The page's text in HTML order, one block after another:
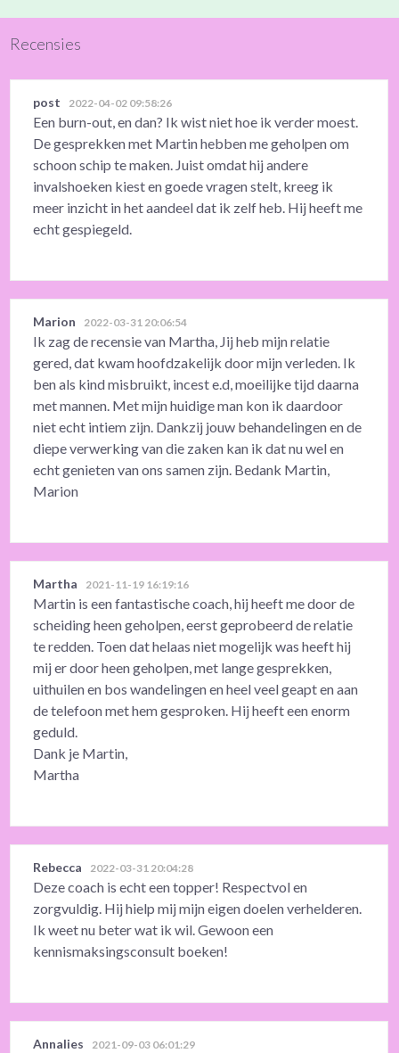
Recensies
post 2022-04-02 09:58:26
Een burn-out, en dan? Ik wist niet hoe ik verder moest.
De gesprekken met Martin hebben me geholpen om
schoon schip te maken. Juist omdat hij andere
invalshoeken kiest en goede vragen stelt, kreeg ik
meer inzicht in het aandeel dat ik zelf heb. Hij heeft me
echt gespiegeld.
Marion 2022-03-31 20:06:54
Ik zag de recensie van Martha, Jij heb mijn relatie
gered, dat kwam hoofdzakelijk door mijn verleden. Ik
ben als kind misbruikt, incest e.d, moeilijke tijd daarna
met mannen. Met mijn huidige man kon ik daardoor
niet echt intiem zijn. Dankzij jouw behandelingen en de
diepe verwerking van die zaken kan ik dat nu wel en
echt genieten van ons samen zijn. Bedank Martin,
Marion
Martha 2021-11-19 16:19:16
Martin is een fantastische coach, hij heeft me door de
scheiding heen geholpen, eerst geprobeerd de relatie
te redden. Toen dat helaas niet mogelijk was heeft hij
mij er door heen geholpen, met lange gesprekken,
uithuilen en bos wandelingen en heel veel geapt en aan
de telefoon met hem gesproken. Hij heeft een enorm
geduld.
Dank je Martin,
Martha
Rebecca 2022-03-31 20:04:28
Deze coach is echt een topper! Respectvol en
zorgvuldig. Hij hielp mij mijn eigen doelen verhelderen.
Ik weet nu beter wat ik wil. Gewoon een
kennismaksingsconsult boeken!
Annalies 2021-09-03 06:01:29